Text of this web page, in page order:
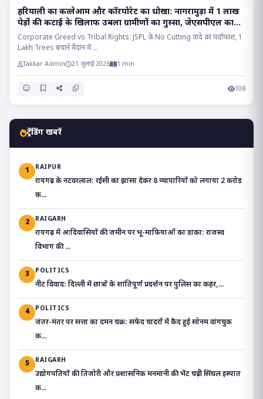
RAIGARH
हरियाली का कत्लेआम और कॉरपोरेट का धोखा: नागरामुड़ा में 1 लाख
पेड़ों की कटाई के खिलाफ उबला ग्रामीणों का गुस्सा, जेएसपीएल का
वादा निकला सफेद झूठ!!
Corporate Greed vs Tribal Rights: JSPL के No Cutting वादे का पर्दाफाश, 1
Lakh Trees बचाने मैदान में ...
Takkar Admin 21 जुलाई 2026 1 min
108
ट्रेंडिंग खबरें
1 RAIPUR
रायगढ़ के नटवरलाल: रईसी का झांसा देकर 8 व्यापारियों को लगाया 2 करोड़
क...
2 RAIGARH
रायगढ़ में आदिवासियों की जमीन पर भू-माफियाओं का डाका: राजस्व
विभाग की ...
3 POLITICS
​नीट विवाद: दिल्ली में छात्रों के शांतिपूर्ण प्रदर्शन पर पुलिस का कहर,...
4 POLITICS
जंतर-मंतर पर सत्ता का दमन चक्र: सफेद चादरों में कैद हुई सोनम वांगचुक
क...
5 RAIGARH
उद्योगपतियों की तिजोरी और प्रशासनिक मनमानी की भेंट चढ़ी सिंघल इस्पात
क...